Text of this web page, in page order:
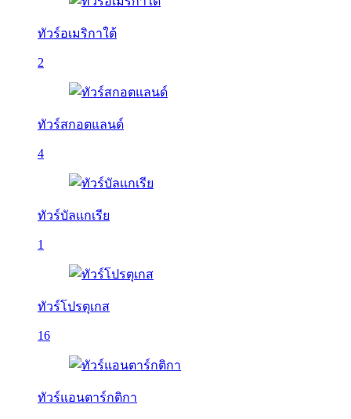
ทัวร์อเมริกาใต้
2
ทัวร์สกอตแลนด์
4
ทัวร์บัลเเกเรีย
1
ทัวร์โปรตุเกส
16
ทัวร์แอนตาร์กติกา